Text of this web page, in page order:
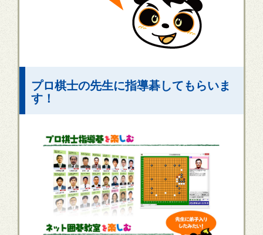
プロ棋士の先生に指導碁してもらいま
す！